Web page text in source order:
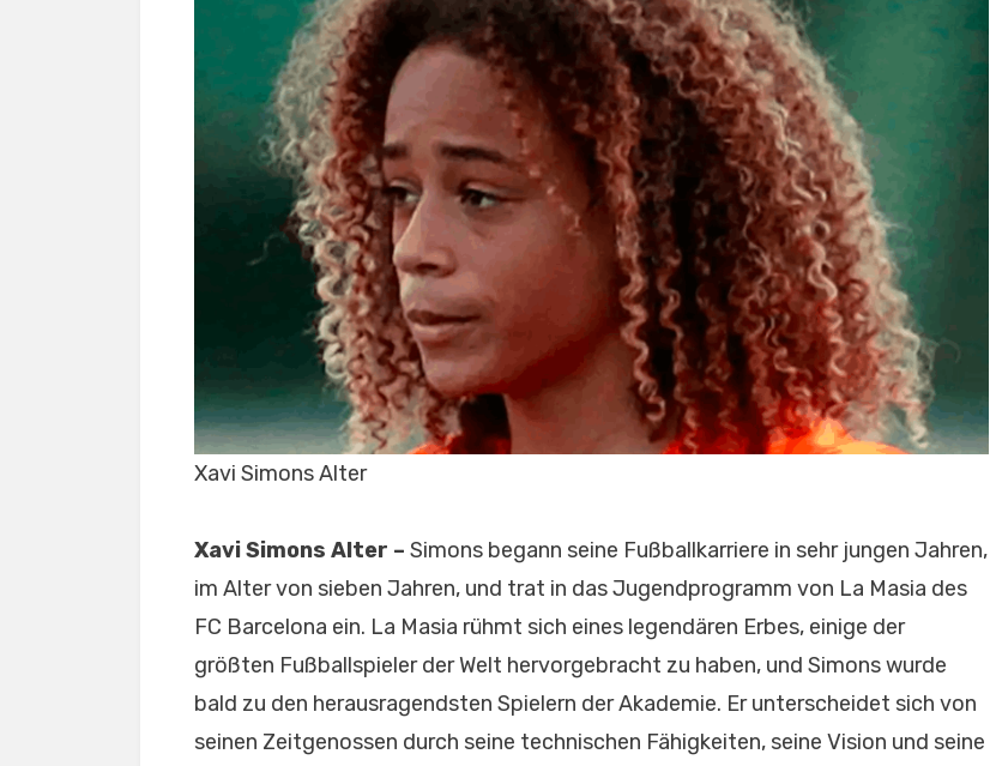
Xavi Simons Alter
Xavi Simons Alter – Simons begann seine Fußballkarriere in sehr jungen Jahren,
im Alter von sieben Jahren, und trat in das Jugendprogramm von La Masia des
FC Barcelona ein. La Masia rühmt sich eines legendären Erbes, einige der
größten Fußballspieler der Welt hervorgebracht zu haben, und Simons wurde
bald zu den herausragendsten Spielern der Akademie. Er unterscheidet sich von
seinen Zeitgenossen durch seine technischen Fähigkeiten, seine Vision und seine